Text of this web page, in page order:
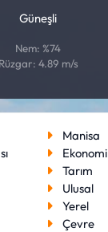
Güneşli
Nem: %74
Rüzgar: 4.89 m/s
Manisa
Ekonomi
Tarım
Ulusal
Yerel
Çevre